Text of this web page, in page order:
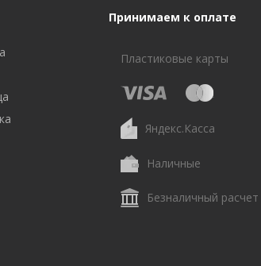
Принимаем к оплате
Пластиковые карты
Яндекс.Касса
Наличные
Безналичный расчет